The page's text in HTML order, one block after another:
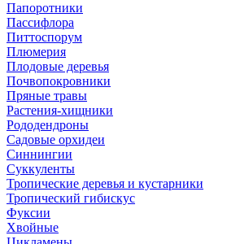
Папоротники
Пассифлора
Питтоспорум
Плюмерия
Плодовые деревья
Почвопокровники
Пряные травы
Растения-хищники
Рододендроны
Садовые орхидеи
Синнингии
Суккуленты
Тропические деревья и кустарники
Тропический гибискус
Фуксии
Хвойные